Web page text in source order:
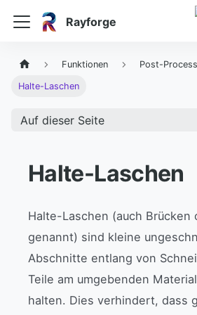
Rayforge
Funktionen Post-
Halte-Laschen
Auf dieser Seite
Halte-Laschen
Halte-Laschen (auch Brücken
genannt) sind kleine
Abschnitte entlang von
Teile am umgebenden
halten. Dies verhindert, dass